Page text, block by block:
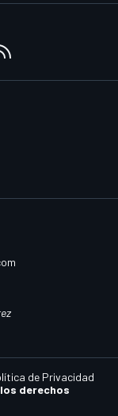
derechos
de Privacidad